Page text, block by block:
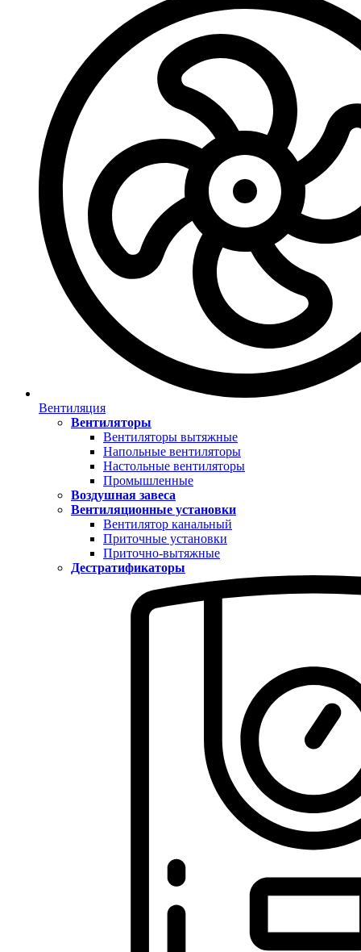
Вентиляция
Вентиляторы
Вентиляторы вытяжные
Напольные вентиляторы
Настольные вентиляторы
Промышленные
Воздушная завеса
Вентиляционные установки
Вентилятор канальный
Приточные установки
Приточно-вытяжные
Дестратификаторы